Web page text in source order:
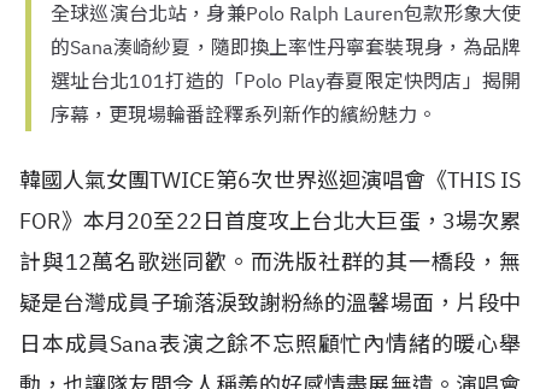
全球巡演台北站，身兼Polo Ralph Lauren包款形象大使
的Sana湊崎紗夏，隨即換上率性丹寧套裝現身，為品牌
選址台北101打造的「Polo Play春夏限定快閃店」揭開
序幕，更現場輪番詮釋系列新作的繽紛魅力。
韓國人氣女團TWICE第6次世界巡迴演唱會《THIS IS
FOR》本月20至22日首度攻上台北大巨蛋，3場次累
計與12萬名歌迷同歡。而洗版社群的其一橋段，無
疑是台灣成員子瑜落淚致謝粉絲的溫馨場面，片段中
日本成員Sana表演之餘不忘照顧忙內情緒的暖心舉